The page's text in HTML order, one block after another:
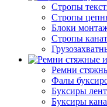
Стропы
Стропы
Блоки
Стропы
Ремни
Фалы
Буксиры
Буксиры